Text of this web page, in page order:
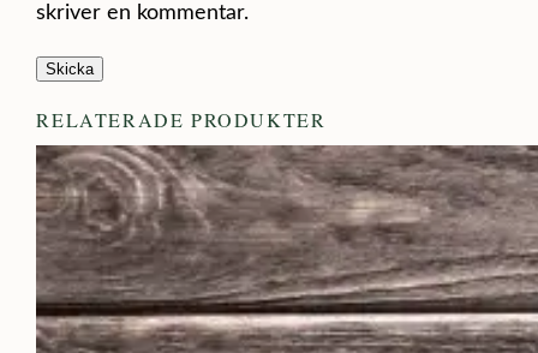
skriver en kommentar.
RELATERADE PRODUKTER